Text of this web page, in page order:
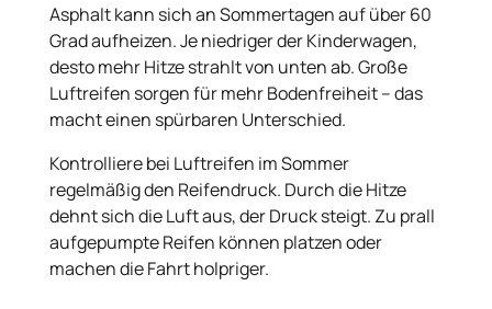
Asphalt kann sich an Sommertagen auf über 60
Grad aufheizen. Je niedriger der Kinderwagen,
desto mehr Hitze strahlt von unten ab. Große
Luftreifen sorgen für mehr Bodenfreiheit – das
macht einen spürbaren Unterschied.
Kontrolliere bei Luftreifen im Sommer
regelmäßig den Reifendruck. Durch die Hitze
dehnt sich die Luft aus, der Druck steigt. Zu prall
aufgepumpte Reifen können platzen oder
machen die Fahrt holpriger.